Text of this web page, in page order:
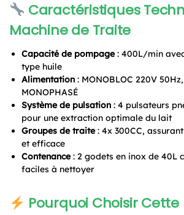
Caractéristiques
Machine de Traite
Capacité de pompage: 400L/min
type huile
Alimentation : MONOBLOC 220V
MONOPHASÉ
Système de pulsation : 4 pulsateurs
pour une extraction optimale du lait
Groupes de traite: 4x 300CC,
et efficace
Contenance: 2 godets en inox de 40L
faciles à nettoyer
Pourquoi Choisir